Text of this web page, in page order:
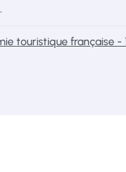
touristique française